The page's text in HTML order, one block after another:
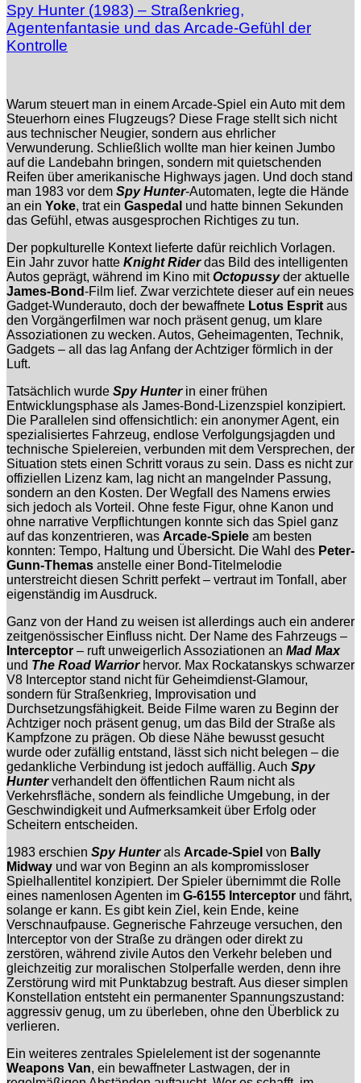
Spy Hunter (1983) – Straßenkrieg,
Agentenfantasie und das Arcade-Gefühl der
Kontrolle
Warum steuert man in einem Arcade-Spiel ein Auto mit dem
Steuerhorn eines Flugzeugs? Diese Frage stellt sich nicht
aus technischer Neugier, sondern aus ehrlicher
Verwunderung. Schließlich wollte man hier keinen Jumbo
auf die Landebahn bringen, sondern mit quietschenden
Reifen über amerikanische Highways jagen. Und doch stand
man 1983 vor dem Spy Hunter-Automaten, legte die Hände
an ein Yoke, trat ein Gaspedal und hatte binnen Sekunden
das Gefühl, etwas ausgesprochen Richtiges zu tun.
Der popkulturelle Kontext lieferte dafür reichlich Vorlagen.
Ein Jahr zuvor hatte Knight Riderdas Bild des intelligenten
Autos geprägt, während im Kino mitOctopussyder aktuelle
James-Bond-Film lief. Zwar verzichtete dieser auf ein neues
Gadget-Wunderauto, doch der bewaffnete Lotus Esprit aus
den Vorgängerfilmen war noch präsent genug, um klare
Assoziationen zu wecken. Autos, Geheimagenten, Technik,
Gadgets – all das lag Anfang der Achtziger förmlich in der
Luft.
Tatsächlich wurde Spy Hunterin einer frühen
Entwicklungsphase als James-Bond-Lizenzspiel konzipiert.
Die Parallelen sind offensichtlich: ein anonymer Agent, ein
spezialisiertes Fahrzeug, endlose Verfolgungsjagden und
technische Spielereien, verbunden mit dem Versprechen, der
Situation stets einen Schritt voraus zu sein. Dass es nicht zur
offiziellen Lizenz kam, lag nicht an mangelnder Passung,
sondern an den Kosten. Der Wegfall des Namens erwies
sich jedoch als Vorteil. Ohne feste Figur, ohne Kanon und
ohne narrative Verpflichtungen konnte sich das Spiel ganz
auf das konzentrieren, was Arcade-Spiele am besten
konnten: Tempo, Haltung und Übersicht. Die Wahl des Peter-
Gunn-Themas anstelle einer Bond-Titelmelodie
unterstreicht diesen Schritt perfekt – vertraut im Tonfall, aber
eigenständig im Ausdruck.
Ganz von der Hand zu weisen ist allerdings auch ein anderer
zeitgenössischer Einfluss nicht. Der Name des Fahrzeugs –
Interceptor – ruft unweigerlich Assoziationen an Mad Max
und The Road Warriorhervor. Max Rockatanskys schwarzer
V8 Interceptor stand nicht für Geheimdienst-Glamour,
sondern für Straßenkrieg, Improvisation und
Durchsetzungsfähigkeit. Beide Filme waren zu Beginn der
Achtziger noch präsent genug, um das Bild der Straße als
Kampfzone zu prägen. Ob diese Nähe bewusst gesucht
wurde oder zufällig entstand, lässt sich nicht belegen – die
gedankliche Verbindung ist jedoch auffällig. Auch Spy
Hunterverhandelt den öffentlichen Raum nicht als
Verkehrsfläche, sondern als feindliche Umgebung, in der
Geschwindigkeit und Aufmerksamkeit über Erfolg oder
Scheitern entscheiden.
1983 erschien Spy Hunterals Arcade-Spiel von Bally
Midway und war von Beginn an als kompromissloser
Spielhallentitel konzipiert. Der Spieler übernimmt die Rolle
eines namenlosen Agenten im G-6155 Interceptor und fährt,
solange er kann. Es gibt kein Ziel, kein Ende, keine
Verschnaufpause. Gegnerische Fahrzeuge versuchen, den
Interceptor von der Straße zu drängen oder direkt zu
zerstören, während zivile Autos den Verkehr beleben und
gleichzeitig zur moralischen Stolperfalle werden, denn ihre
Zerstörung wird mit Punktabzug bestraft. Aus dieser simplen
Konstellation entsteht ein permanenter Spannungszustand:
aggressiv genug, um zu überleben, ohne den Überblick zu
verlieren.
Ein weiteres zentrales Spielelement ist der sogenannte
Weapons Van, ein bewaffneter Lastwagen, der in